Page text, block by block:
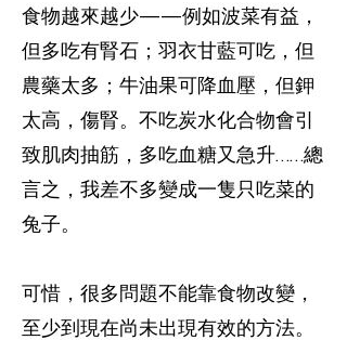
食物越來越少——例如波菜有益，
但多吃有腎石；羽衣甘藍可吃，但
農藥太多；牛油果可降血壓，但鉀
太高，傷腎。不吃炭水化合物會引
致肌肉抽筋，多吃血糖又急升……總
言之，我差不多變成一隻只吃菜的
兔子。
可惜，很多問題不能靠食物改變，
至少到現在尚未出現有效的方法。